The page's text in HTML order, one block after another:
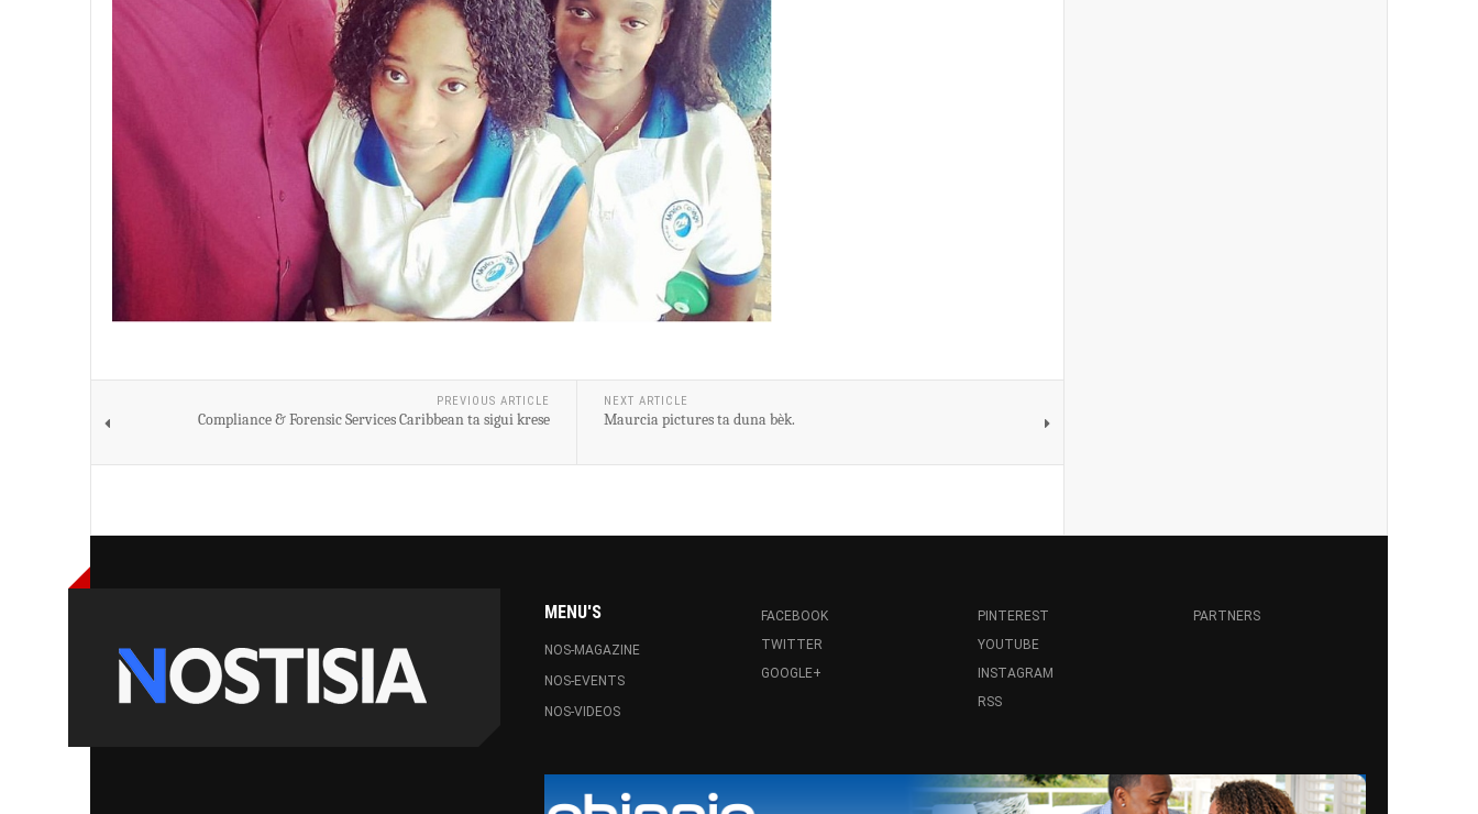
PREVIOUS ARTICLE
Compliance & Forensic Services Caribbean ta sigui krese
NEXT ARTICLE
Maurcia pictures ta duna bèk.
MENU'S
NOS-MAGAZINE
NOS-EVENTS
NOS-VIDEOS
FACEBOOK
TWITTER
GOOGLE+
PINTEREST
YOUTUBE
INSTAGRAM
RSS
PARTNERS